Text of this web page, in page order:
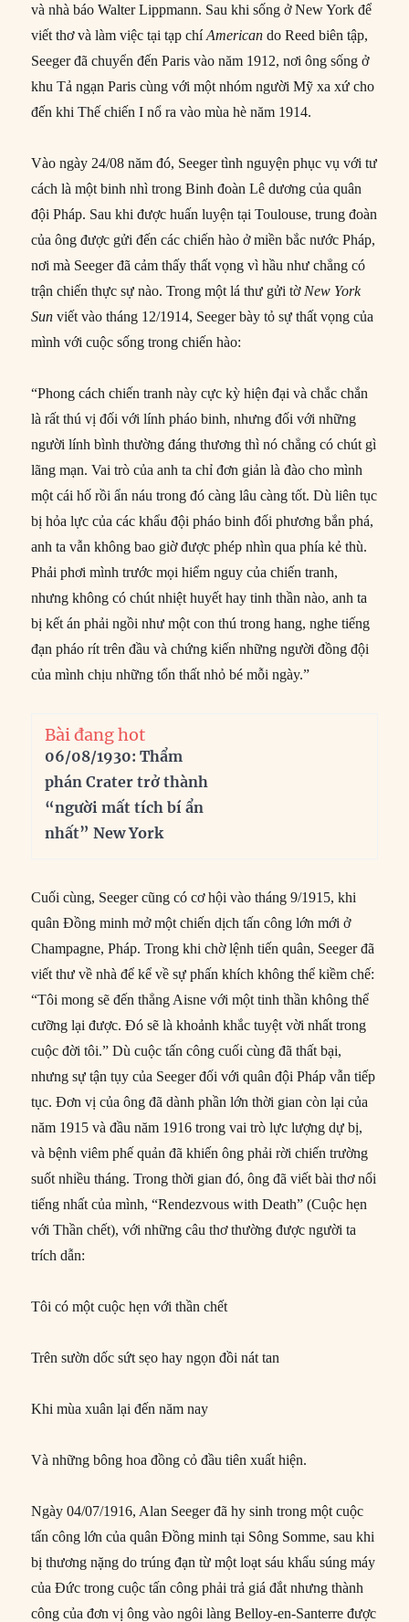
và nhà báo Walter Lippmann. Sau khi sống ở New York để
viết thơ và làm việc tại tạp chíAmerican do Reed biên tập,
Seeger đã chuyển đến Paris vào năm 1912, nơi ông sống ở
khu Tả ngạn Paris cùng với một nhóm người Mỹ xa xứ cho
đến khi Thế chiến I nổ ra vào mùa hè năm 1914.
Vào ngày 24/08 năm đó, Seeger tình nguyện phục vụ với tư
cách là một binh nhì trong Binh đoàn Lê dương của quân
đội Pháp. Sau khi được huấn luyện tại Toulouse, trung đoàn
của ông được gửi đến các chiến hào ở miền bắc nước Pháp,
nơi mà Seeger đã cảm thấy thất vọng vì hầu như chẳng có
trận chiến thực sự nào. Trong một lá thư gửi tờ New York
Sun viết vào tháng 12/1914, Seeger bày tỏ sự thất vọng của
mình với cuộc sống trong chiến hào:
“Phong cách chiến tranh này cực kỳ hiện đại và chắc chắn
là rất thú vị đối với lính pháo binh, nhưng đối với những
người lính bình thường đáng thương thì nó chẳng có chút gì
lãng mạn. Vai trò của anh ta chỉ đơn giản là đào cho mình
một cái hố rồi ẩn náu trong đó càng lâu càng tốt. Dù liên tục
bị hỏa lực của các khẩu đội pháo binh đối phương bắn phá,
anh ta vẫn không bao giờ được phép nhìn qua phía kẻ thù.
Phải phơi mình trước mọi hiểm nguy của chiến tranh,
nhưng không có chút nhiệt huyết hay tinh thần nào, anh ta
bị kết án phải ngồi như một con thú trong hang, nghe tiếng
đạn pháo rít trên đầu và chứng kiến những người đồng đội
của mình chịu những tổn thất nhỏ bé mỗi ngày.”
Bài đang hot
06/08/1930: Thẩm
phán Crater trở thành
“người mất tích bí ẩn
nhất” New York
Cuối cùng, Seeger cũng có cơ hội vào tháng 9/1915, khi
quân Đồng minh mở một chiến dịch tấn công lớn mới ở
Champagne, Pháp. Trong khi chờ lệnh tiến quân, Seeger đã
viết thư về nhà để kể về sự phấn khích không thể kiềm chế:
“Tôi mong sẽ đến thẳng Aisne với một tinh thần không thể
cưỡng lại được. Đó sẽ là khoảnh khắc tuyệt vời nhất trong
cuộc đời tôi.” Dù cuộc tấn công cuối cùng đã thất bại,
nhưng sự tận tụy của Seeger đối với quân đội Pháp vẫn tiếp
tục. Đơn vị của ông đã dành phần lớn thời gian còn lại của
năm 1915 và đầu năm 1916 trong vai trò lực lượng dự bị,
và bệnh viêm phế quản đã khiến ông phải rời chiến trường
suốt nhiều tháng. Trong thời gian đó, ông đã viết bài thơ nổi
tiếng nhất của mình, “Rendezvous with Death” (Cuộc hẹn
với Thần chết), với những câu thơ thường được người ta
trích dẫn:
Tôi có một cuộc hẹn với thần chết
Trên sườn dốc sứt sẹo hay ngọn đồi nát tan
Khi mùa xuân lại đến năm nay
Và những bông hoa đồng cỏ đầu tiên xuất hiện.
Ngày 04/07/1916, Alan Seeger đã hy sinh trong một cuộc
tấn công lớn của quân Đồng minh tại Sông Somme, sau khi
bị thương nặng do trúng đạn từ một loạt sáu khẩu súng máy
của Đức trong cuộc tấn công phải trả giá đắt nhưng thành
công của đơn vị ông vào ngôi làng Belloy-en-Santerre được